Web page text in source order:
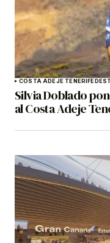
COSTA ADEJE TENERIFE
Silvia Doblado
al Costa Adeje